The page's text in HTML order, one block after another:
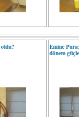
Emine
dönem